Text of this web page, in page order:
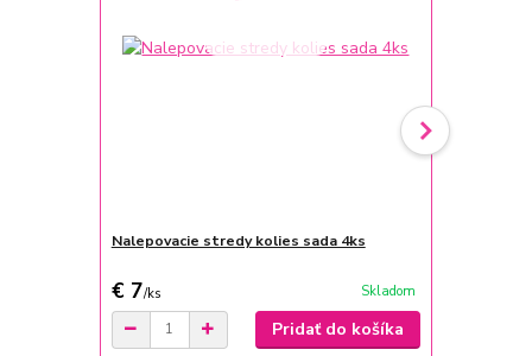
Nalepovacie stredy kolies sada 4ks
€ 7/ks Skladom
Pridať do košíka